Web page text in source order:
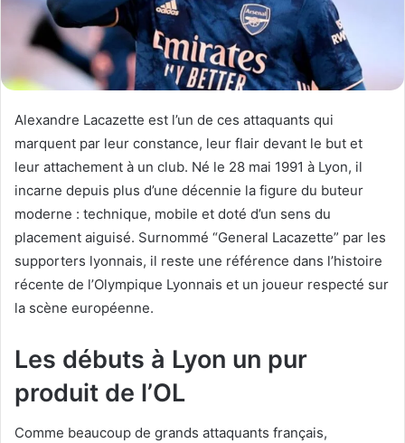
Alexandre Lacazette est l’un de ces attaquants qui
marquent par leur constance, leur flair devant le but et
leur attachement à un club. Né le 28 mai 1991 à Lyon, il
incarne depuis plus d’une décennie la figure du buteur
moderne : technique, mobile et doté d’un sens du
placement aiguisé. Surnommé “General Lacazette” par les
supporters lyonnais, il reste une référence dans l’histoire
récente de l’Olympique Lyonnais et un joueur respecté sur
la scène européenne.
Les débuts à Lyon un pur
produit de l’OL
Comme beaucoup de grands attaquants français,